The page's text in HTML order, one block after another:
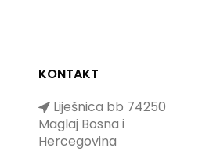
KONTAKT
Liješnica bb 74250
Maglaj Bosna i
Hercegovina